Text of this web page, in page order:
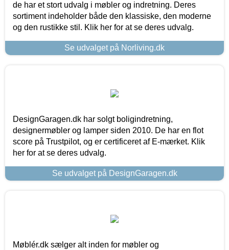
de har et stort udvalg i møbler og indretning. Deres
sortiment indeholder både den klassiske, den moderne
og den rustikke stil. Klik her for at se deres udvalg.
Se udvalget på Norliving.dk
DesignGaragen.dk har solgt boligindretning,
designermøbler og lamper siden 2010. De har en flot
score på Trustpilot, og er certificeret af E-mærket. Klik
her for at se deres udvalg.
Se udvalget på DesignGaragen.dk
Møblér.dk sælger alt inden for møbler og